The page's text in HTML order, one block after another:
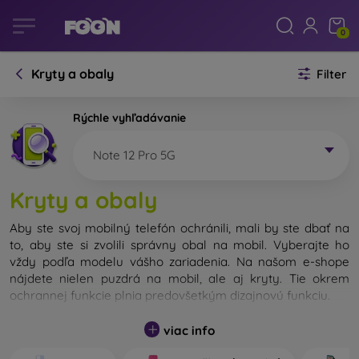
0
Kryty a obaly Filter
Rýchle vyhľadávanie
Note 12 Pro 5G
Kryty a obaly
Aby ste svoj mobilný telefón ochránili, mali by ste dbať na
to, aby ste si zvolili správny obal na mobil. Vyberajte ho
vždy podľa modelu vášho zariadenia. Na našom e-shope
nájdete nielen puzdrá na mobil, ale aj kryty. Tie okrem
ochrannej funkcie plnia predovšetkým dizajnovú funkciu.
Kryt na mobil môžeme nazvať tiež zadný kryt. Je určený na
ochranu zadnej časti telefónu. Jednotlivé kryty na mobil sa
viac info